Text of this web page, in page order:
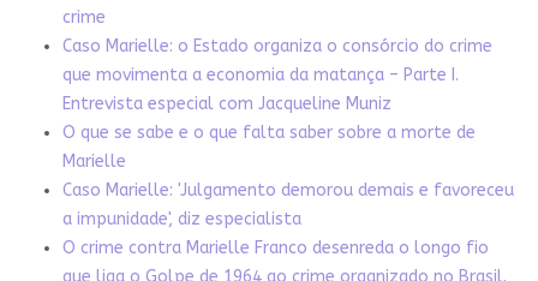
crime
Caso Marielle: o Estado organiza o consórcio do crime
que movimenta a economia da matança – Parte I.
Entrevista especial com Jacqueline Muniz
O que se sabe e o que falta saber sobre a morte de
Marielle
Caso Marielle: 'Julgamento demorou demais e favoreceu
a impunidade', diz especialista
O crime contra Marielle Franco desenreda o longo fio
que liga o Golpe de 1964 ao crime organizado no Brasil.